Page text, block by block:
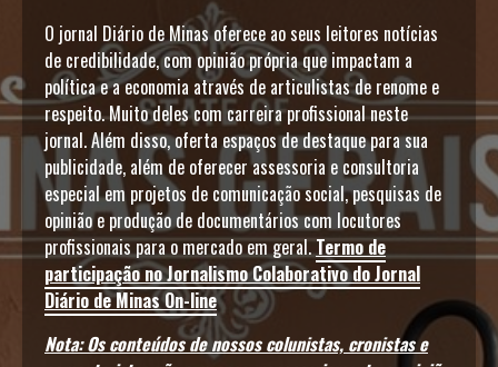
O jornal Diário de Minas oferece ao seus leitores notícias
de credibilidade, com opinião própria que impactam a
política e a economia através de articulistas de renome e
respeito. Muito deles com carreira profissional neste
jornal. Além disso, oferta espaços de destaque para sua
publicidade, além de oferecer assessoria e consultoria
especial em projetos de comunicação social, pesquisas de
opinião e produção de documentários com locutores
profissionais para o mercado em geral.Termo de
participação no Jornalismo Colaborativo do Jornal
Diário de Minas On-line
Nota: Os conteúdos de nossos colunistas, cronistas e